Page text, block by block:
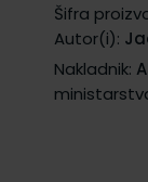
Šifra
Autor(i):
Nakladnik: